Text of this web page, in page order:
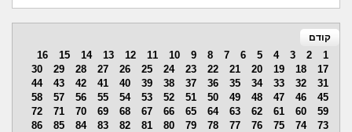
קודם
1
2
3
4
5
6
7
8
9
10
11
12
13
14
15
16
17
18
19
20
21
22
23
24
25
26
27
28
29
30
31
32
33
34
35
36
37
38
39
40
41
42
43
44
45
46
47
48
49
50
51
52
53
54
55
56
57
58
59
60
61
62
63
64
65
66
67
68
69
70
71
72
73
74
75
76
77
78
79
80
81
82
83
84
85
86